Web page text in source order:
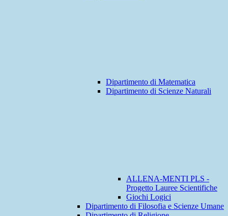
Dipartimento di Matematica
Dipartimento di Scienze Naturali
ALLENA-MENTI PLS -
Progetto Lauree Scientifiche
Giochi Logici
Dipartimento di Filosofia e Scienze Umane